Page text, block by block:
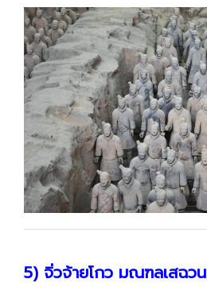
5) จิ่วจ้ายโกว มณฑลเสฉวน